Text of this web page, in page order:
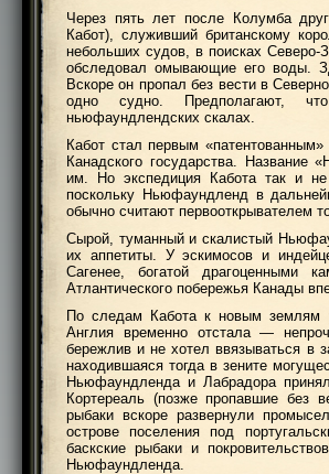
Через пять лет после Колумба
Кабот), служивший британскому
небольших судов, в поисках Северо-
обследовал омывающие его воды.
Вскоре он пропал без вести в
одно судно. Предполагают,
ньюфаундлендских скалах.
Кабот стал первым
Канадского государства.
им. Но экспедиция Кабота так и
поскольку Ньюфаундленд в
обычно считают первооткрывателем
Сырой, туманный и скалистый
их аппетиты. У эскимосов и
Сагенее, богатой драгоценными
Атлантического побережья Канады
По следам Кабота к новым землям
Англия временно отстала —
бережлив и не хотел ввязываться в
находившаяся тогда в зените
Ньюфаундленда и Лабрадора
Кортереаль (позже пропавшие без
рыбаки вскоре развернули
острове поселения под
баскские рыбаки и
Ньюфаундленда.